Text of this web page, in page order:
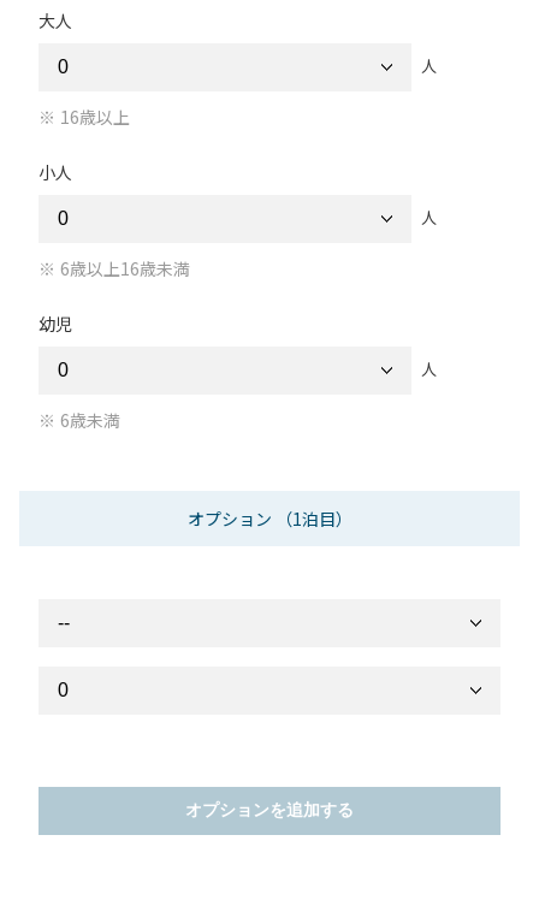
大人
人
16歳以上
小人
人
6歳以上16歳未満
幼児
人
6歳未満
オプション （1泊目）
オプションを追加する